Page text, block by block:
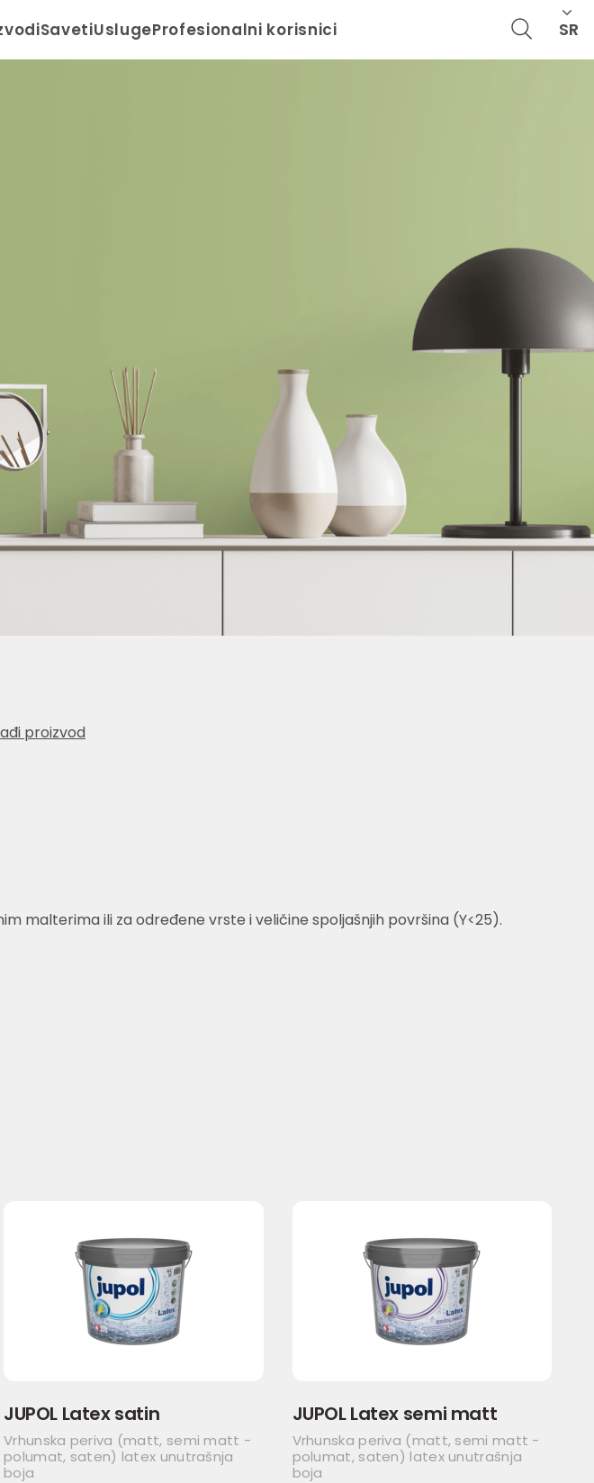
SavetiUslugeProfesionalni korisnici SR
proizvod
malterima ili za određene vrste i veličine spoljašnjih površina (Y<25).
JUPOL Latex satin
Vrhunska periva (matt, semi matt -
polumat, saten) latex unutrašnja
boja
JUPOL Latex semi matt
Vrhunska periva (matt, semi matt -
polumat, saten) latex unutrašnja
boja